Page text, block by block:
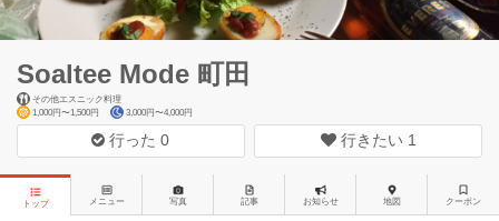
Soaltee Mode 町田
その他エスニック料理
1,000円〜1,500円
3,000円〜4,000円
行った0 行きたい 1
トップ メニュー 写真 記事 お知らせ 地図 クーポン